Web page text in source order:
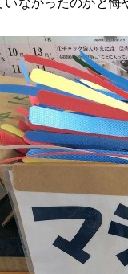
いなかったのかと